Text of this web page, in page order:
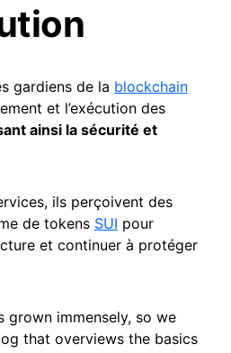
gardiens de la blockchain
et l’exécution des
ainsi la sécurité et
ils perçoivent des
de tokens SUI pour
et continuer à protéger
grown immensely, so we
that overviews the basics